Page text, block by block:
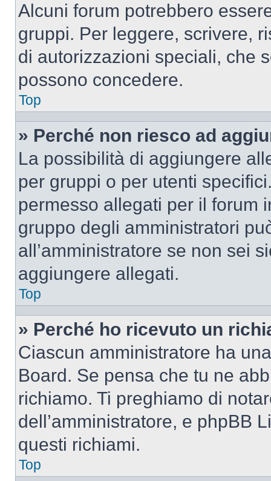
Alcuni forum potrebbero
gruppi. Per leggere, scrivere,
di autorizzazioni speciali, che
possono concedere.
Top
» Perché non riesco ad
La possibilità di aggiungere
per gruppi o per utenti
permesso allegati per il forum
gruppo degli amministratori
all’amministratore se non sei
aggiungere allegati.
Top
» Perché ho ricevuto un
Ciascun amministratore ha
Board. Se pensa che tu ne
richiamo. Ti preghiamo di
dell’amministratore, e phpBB
questi richiami.
Top